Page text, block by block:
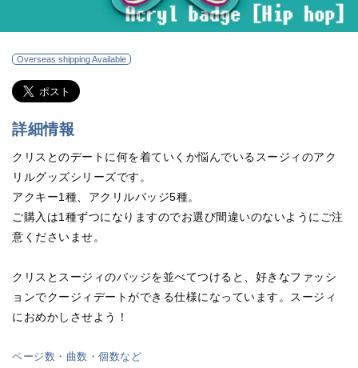
Overseas shipping Available
詳細情報
クリスとのデートに何を着ていくか悩んでいるスージィのアク
リルグッズシリーズです。
アクキー1種、アクリルバッジ5種。
ご購入は1種ずつになりますのでお選び間違いのないようにご注
意くださいませ。
クリスとスージィのバッジを並べてつけると、好きなファッシ
ョンでクージィデートができる仕様になっています。スージィ
におめかしさせよう！
ページ数・曲数・個数など